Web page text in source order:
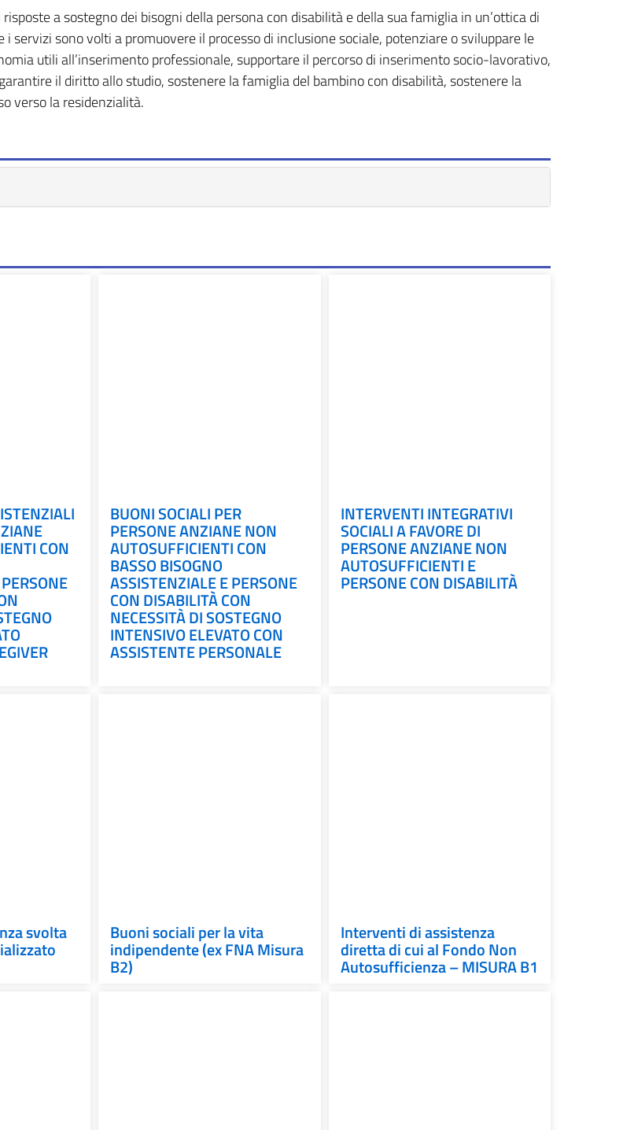
a sostegno dei bisogni della persona con disabilità e della sua famiglia in un’ottica di
sono volti a promuovere il processo di inclusione sociale, potenziare o sviluppare le
utili all’inserimento professionale, supportare il percorso di inserimento socio-lavorativo,
il diritto allo studio, sostenere la famiglia del bambino con disabilità, sostenere la
verso la residenzialità.
CON
BUONI SOCIALI PER
PERSONE ANZIANE NON
AUTOSUFFICIENTI CON
BASSO BISOGNO
ASSISTENZIALE E PERSONE
CON DISABILITÀ CON
NECESSITÀ DI SOSTEGNO
INTENSIVO ELEVATO CON
ASSISTENTE PERSONALE
INTERVENTI INTEGRATIVI
SOCIALI A FAVORE DI
PERSONE ANZIANE NON
AUTOSUFFICIENTI E
PERSONE CON DISABILITÀ
svolta Buoni sociali per la vita
indipendente (ex FNA Misura
B2)
Interventi di assistenza
diretta di cui al Fondo Non
Autosufficienza – MISURA B1